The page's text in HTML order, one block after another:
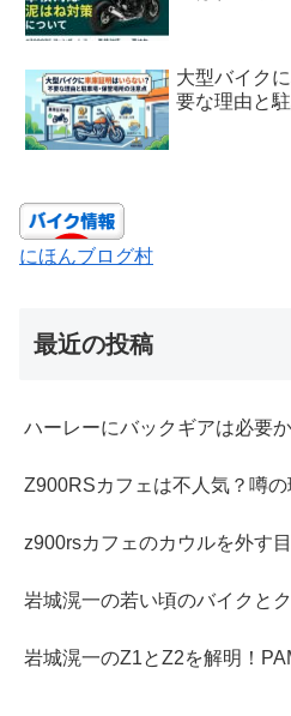
大型バイク
要な理由と
にほんブログ村
最近の投稿
ハーレーにバックギアは必要
Z900RSカフェは不人気？噂
z900rsカフェのカウルを外す
岩城滉一の若い頃のバイクと
岩城滉一のZ1とZ2を解明！